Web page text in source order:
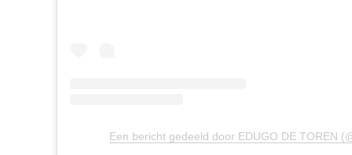
Een bericht gedeeld door EDUGO DE TOREN